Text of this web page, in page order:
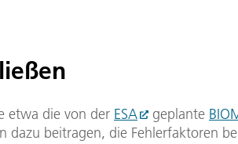
etwa die von der ESA geplante
dazu beitragen, die Fehlerfaktoren